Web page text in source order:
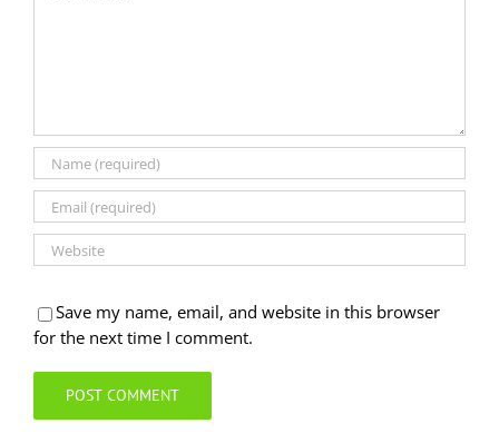
Save my name, email, and website in this browser
for the next time I comment.